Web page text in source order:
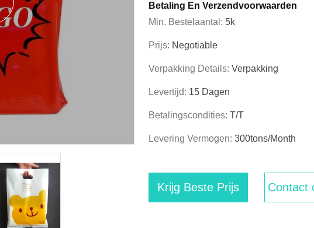
Betaling En Verzendvoorwaarden
Min. Bestelaantal: 5k
Prijs: Negotiable
Verpakking Details: Verpakking
Levertijd: 15 Dagen
Betalingscondities: T/T
Levering Vermogen: 300tons/Month
Krijg Beste Prijs Contact